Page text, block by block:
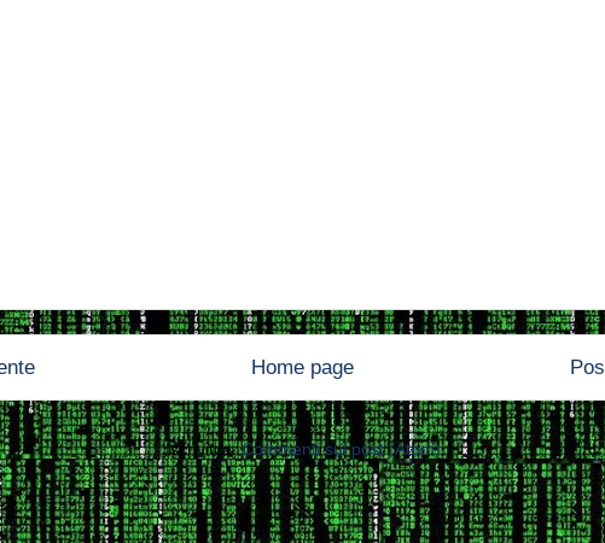
Home page
Iscriviti a:Commenti sul post (Atom)